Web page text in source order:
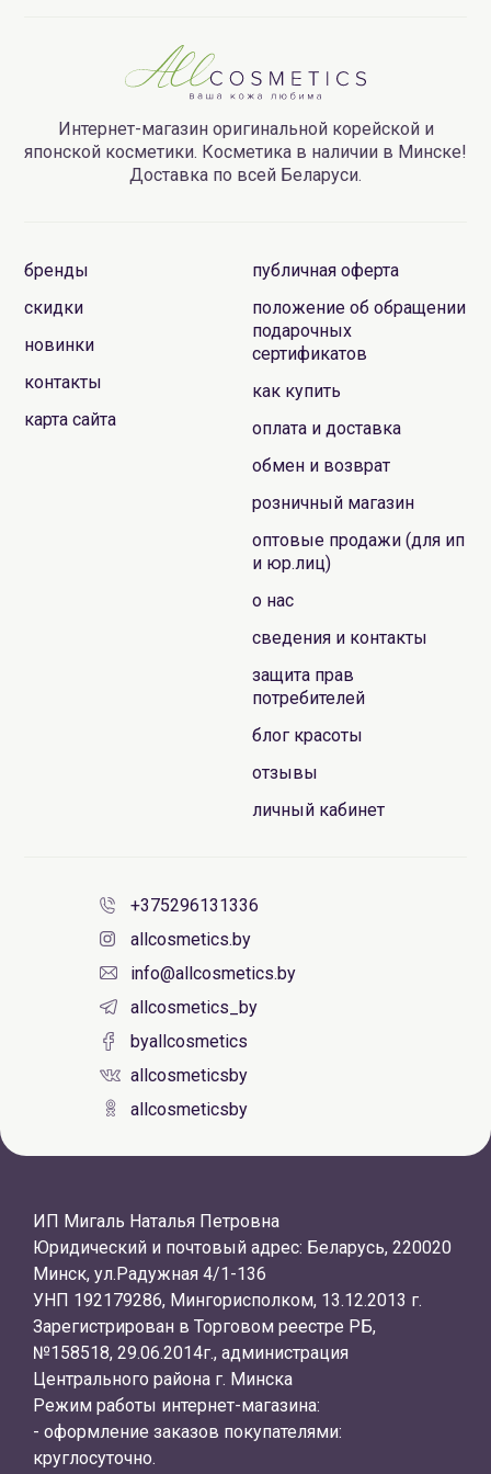
Вы всегда сможете как в нашем интернет-магазине, так
и в наших розничных магазинах, здесь-же Вы можете
получить полноценную профессиональную
консультацию.
Интернет-магазин оригинальной корейской и
японской косметики. Косметика в наличии в Минске!
Доставка по всей Беларуси.
бренды
скидки
новинки
контакты
карта сайта
публичная оферта
положение об обращении
подарочных
сертификатов
как купить
оплата и доставка
обмен и возврат
розничный магазин
оптовые продажи (для ип
и юр.лиц)
о нас
сведения и контакты
защита прав
потребителей
блог красоты
отзывы
личный кабинет
+375296131336
allcosmetics.by
info@allcosmetics.by
allcosmetics_by
byallcosmetics
allcosmeticsby
allcosmeticsby
ИП Мигаль Наталья Петровна
Юридический и почтовый адрес: Беларусь, 220020
Минск, ул.Радужная 4/1-136
УНП 192179286, Мингорисполком, 13.12.2013 г.
Зарегистрирован в Торговом реестре РБ,
№158518, 29.06.2014г., администрация
Центрального района г. Минска
Режим работы интернет-магазина:
- оформление заказов покупателями:
круглосуточно.